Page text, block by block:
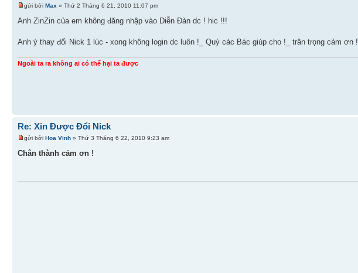
gửi bởi Max » Thứ 2 Tháng 6 21, 2010 11:07 pm
Anh ZinZin của em không đăng nhập vào Diễn Đàn dc ! hic !!!
Anh ý thay đổi Nick 1 lúc - xong không login dc luôn !_ Quý các Bác giúp cho !_ trân trọng cảm ơn !
Ngoài ta ra không ai có thể hại ta được
Re: Xin Được Đổi Nick
gửi bởi Hoa Vinh » Thứ 3 Tháng 6 22, 2010 9:23 am
Chân thành cảm ơn !